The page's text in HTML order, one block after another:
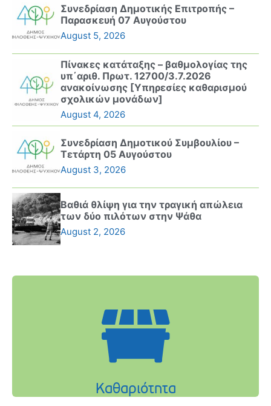
Συνεδρίαση Δημοτικής Επιτροπής –
Παρασκευή 07 Αυγούστου
August 5, 2026
Πίνακες κατάταξης – βαθμολογίας της
υπ΄αριθ. Πρωτ. 12700/3.7.2026
ανακοίνωσης [Υπηρεσίες καθαρισμού
σχολικών μονάδων]
August 4, 2026
Συνεδρίαση Δημοτικού Συμβουλίου –
Τετάρτη 05 Αυγούστου
August 3, 2026
Βαθιά θλίψη για την τραγική απώλεια
των δύο πιλότων στην Ψάθα
August 2, 2026